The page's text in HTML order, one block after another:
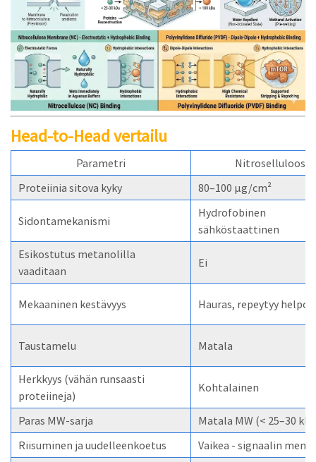
Head-to-Head vertailu
Parametri
Nitroselluloosa
Proteiinia sitova kyky
80–100 µg/cm²
Sidontamekanismi
Hydrofobinen
sähköstaattinen
Esikostutus metanolilla
vaaditaan
Ei
Mekaaninen kestävyys Hauras, repeytyy
Taustamelu Matala
Herkkyys (vähän runsaasti
proteiineja)
Kohtalainen
Paras MW-sarja
Matala MW (< 25–30
Riisuminen ja uudelleenkoetus
Vaikea - signaalin